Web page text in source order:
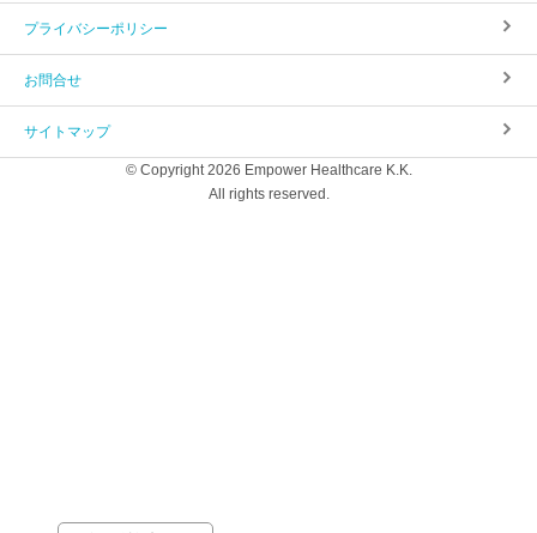
プライバシーポリシー
お問合せ
サイトマップ
© Copyright 2026 Empower Healthcare K.K.
All rights reserved.